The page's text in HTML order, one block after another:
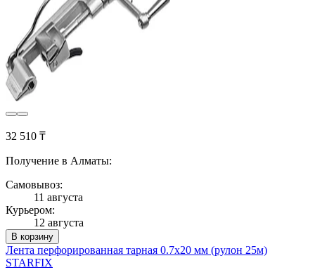
32 510 ₸
Получение в Алматы:
Самовывоз:
11 августа
Курьером:
12 августа
В корзину
Лента перфорированная тарная 0.7х20 мм (рулон 25м)
STARFIX